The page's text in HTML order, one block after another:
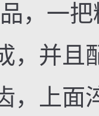
一把
，并且
，上面